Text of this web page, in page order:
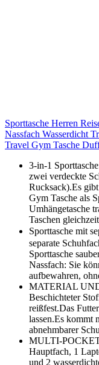
Sporttasche Herren
Nassfach Wasserdicht
Travel Gym Tasche
3-in-1
zwei verdeckte
Rucksack).Es
Gym Tasche als
Umhängetasche
Taschen
Sporttasche mit
separate
Sporttasche
Nassfach: Sie
aufbewahren,
MATERIAL UND
Beschichteter
reißfest.Das
lassen.Es kommt
abnehmbarer
MULTI-
Hauptfach, 1
und 2